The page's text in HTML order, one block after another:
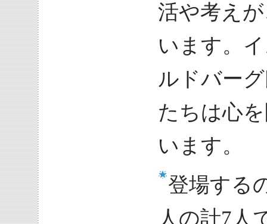
活や考え
います。
ルドバー
たちは心
います。
登場する
人の計7人